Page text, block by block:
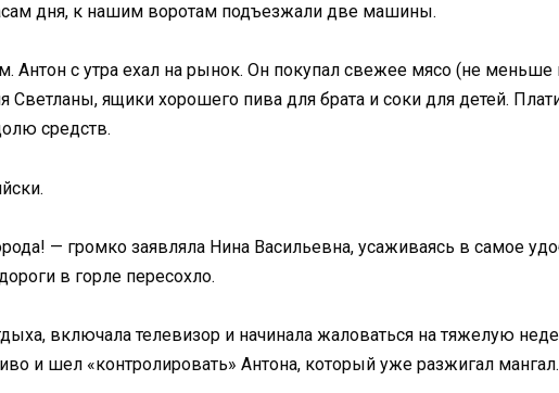
дня, к нашим воротам подъезжали две машины.
Антон с утра ехал на рынок. Он покупал свежее мясо (не
ящики хорошего пива для брата и соки для детей.
средств.
— громко заявляла Нина Васильевна, усаживаясь в самое
в горле пересохло.
включала телевизор и начинала жаловаться на тяжелую
и шел «контролировать» Антона, который уже разжигал мангал.